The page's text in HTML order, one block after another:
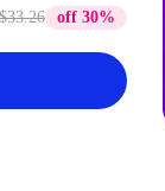
30% off
$33.26 USD